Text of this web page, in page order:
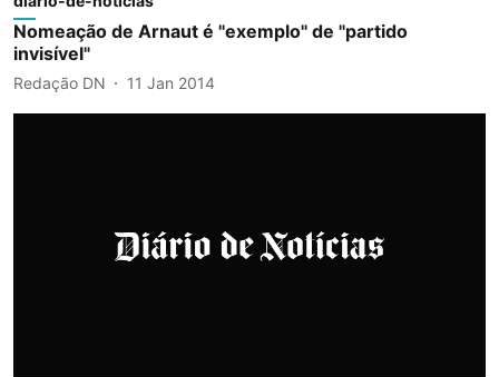
Nomeação de Arnaut é "exemplo" de "partido
invisível"
Redação DN 11 Jan 2014